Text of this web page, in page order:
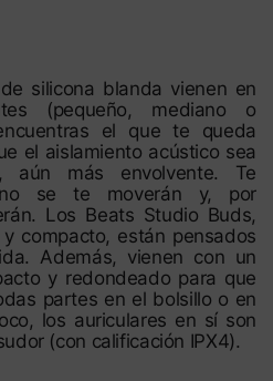
silicona blanda vienen en
(pequeño, mediano o
el que te queda
el aislamiento acústico sea
aún más envolvente. Te
no se te moverán y, por
Los Beats Studio Buds,
compacto, están pensados
Además, vienen con un
y redondeado para que
partes en el bolsillo o en
los auriculares en sí son
(con calificación IPX4).